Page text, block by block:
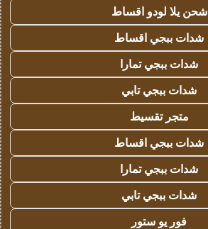
شحن يلا لودو اقساط
شدات ببجي اقساط
شدات ببجي تمارا
شدات ببجي تابي
متجر تقسيط
شدات ببجي اقساط
شدات ببجي تمارا
شدات ببجي تابي
فور يو ستور